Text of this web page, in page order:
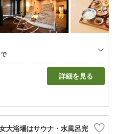
詳細を見る
大浴場はサウナ・水風呂完